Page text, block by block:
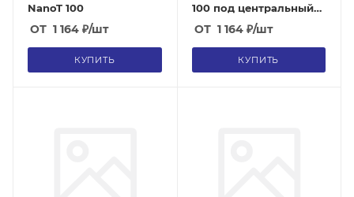
NanoT 100
ОТ 1 164 ₽/шт
КУПИТЬ
100 под центральный
крепеж
ОТ 1 164₽/шт
КУПИТЬ